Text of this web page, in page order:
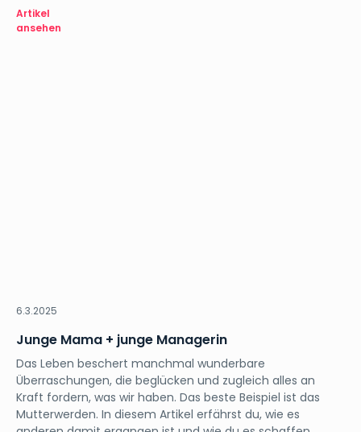
Artikel
ansehen
6.3.2025
Junge Mama + junge Managerin
Das Leben beschert manchmal wunderbare
Überraschungen, die beglücken und zugleich alles an
Kraft fordern, was wir haben. Das beste Beispiel ist das
Mutterwerden. In diesem Artikel erfährst du, wie es